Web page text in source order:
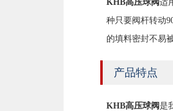
KHB高压球阀适
种只要阀杆转动
的填料密封不易
产品特点
KHB高压球阀是